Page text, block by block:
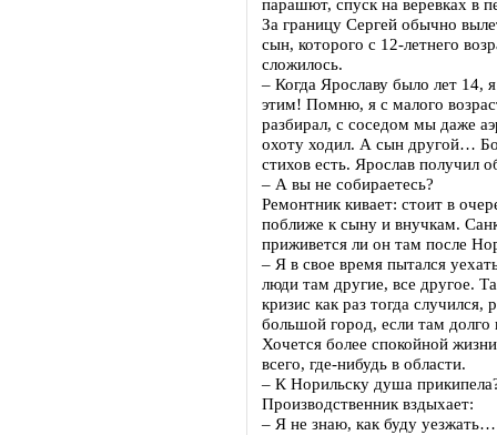
парашют, спуск на веревках
За границу Сергей обычно
сын, которого с 12-летнего
сложилось.
– Когда Ярославу было лет 14,
этим! Помню, я с малого
разбирал, с соседом мы даже
охоту ходил. А сын другой…
стихов есть. Ярослав получил
– А вы не собираетесь?
Ремонтник кивает: стоит в
поближе к сыну и внучкам.
приживется ли он там после
– Я в свое время пытался
люди там другие, все другое.
кризис как раз тогда
большой город, если там
Хочется более спокойной
всего, где-нибудь в области.
– К Норильску душа
Производственник вздыхает:
– Я не знаю, как буду